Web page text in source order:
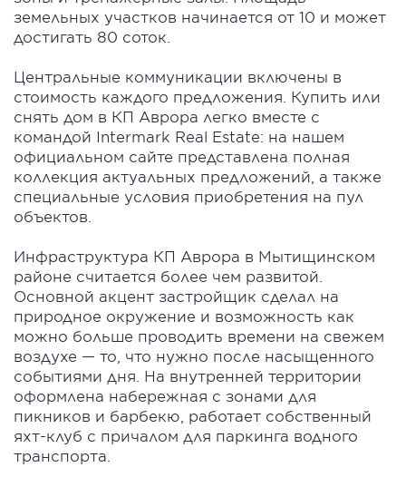
земельных участков начинается от 10 и может
достигать 80 соток.
Центральные коммуникации включены в
стоимость каждого предложения. Купить или
снять дом в КП Аврора легко вместе с
командой Intermark Real Estate: на нашем
официальном сайте представлена полная
коллекция актуальных предложений, а также
специальные условия приобретения на пул
объектов.
Инфраструктура КП Аврора в Мытищинском
районе считается более чем развитой.
Основной акцент застройщик сделал на
природное окружение и возможность как
можно больше проводить времени на свежем
воздухе — то, что нужно после насыщенного
событиями дня. На внутренней территории
оформлена набережная с зонами для
пикников и барбекю, работает собственный
яхт-клуб с причалом для паркинга водного
транспорта.